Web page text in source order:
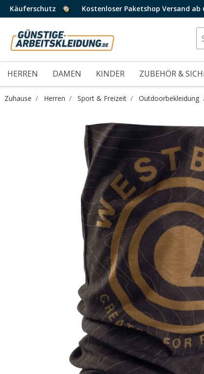
Käuferschutz Kostenloser Paketshop Versand ab
HERREN DAMEN KINDER ZUBEHÖR &
Zuhause Herren Sport & Freizeit Outdoorbekleidung